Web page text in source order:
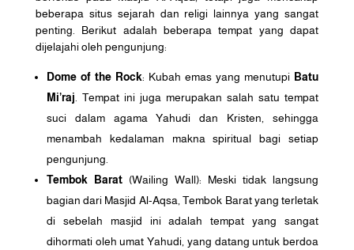
beberapa situs sejarah dan religi lainnya yang sangat
penting. Berikut adalah beberapa tempat yang dapat
dijelajahi oleh pengunjung:
Dome of the Rock: Kubah emas yang menutupi Batu
Mi’raj . Tempat ini juga merupakan salah satu tempat
suci dalam agama Yahudi dan Kristen, sehingga
menambah kedalaman makna spiritual bagi setiap
pengunjung.
Tembok Barat(Wailing Wall): Meski tidak langsung
bagian dari Masjid Al-Aqsa, Tembok Barat yang terletak
di sebelah masjid ini adalah tempat yang sangat
dihormati oleh umat Yahudi, yang datang untuk berdoa